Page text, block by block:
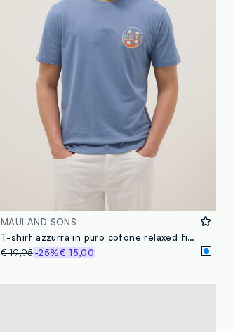
MAUI AND SONS
T-shirt azzurra in puro cotone relaxed fit con stampa
€ 19,95-25%€ 15,00